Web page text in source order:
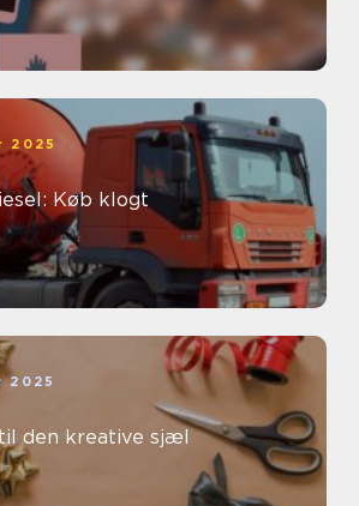
2025
Køb klogt
2025
den kreative sjæl